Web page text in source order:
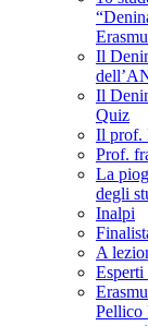
Il
Il
Quiz
Il prof.
Prof.
La
degli
Inalpi
A
Esperti
Pellico